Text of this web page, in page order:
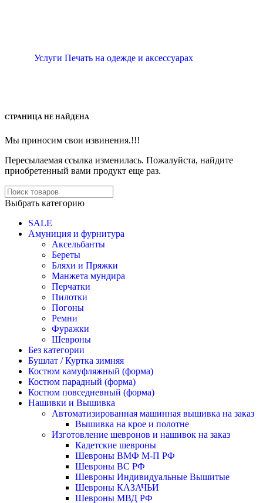
Услуги Печать на одежде и аксессуарах
СТРАНИЦА НЕ НАЙДЕНА
Мы приносим свои извинения.!!!
Пересылаемая ссылка изменилась. Пожалуйста, найдите
приобретенный вами продукт еще раз.
Выбрать категорию
SALE
Амуниция и фурнитура
Аксельбанты
Береты
Бляхи и Пряжки
Манжета мундира
Перчатки
Пилотки
Погоны
Ремни
Фуражки
Шевроны
Без категории
Бушлат / Куртка зимняя
Костюм камуфляжный (форма)
Костюм парадный (форма)
Костюм повседневный (форма)
Нашивки и Вышивка
Автоматизированная машинная вышивка на заказ
Вышивка на крое и полотне
Изготовление шевронов и нашивок на заказ
Кадетские шевроны
Шевроны ВМФ М-П РФ
Шевроны ВС РФ
Шевроны Индивидуальные Вышитые
Шевроны КАЗАЧЬИ
Шевроны МВД РФ